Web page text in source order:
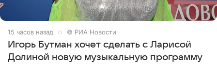
15 часов назад © РИА Новости
Игорь Бутман хочет сделать с Ларисой
Долиной новую музыкальную программу